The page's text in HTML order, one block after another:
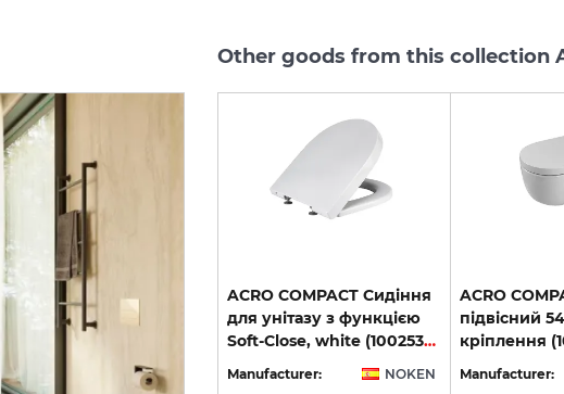
Other goods from this collection
ACRO COMPACT Сидіння
для унітазу з функцією
Manufacturer:
NOKEN
ACRO COMPACT Сидіння
для унітазу з функцією
Soft-Close, white (100253386)
Manufacturer:
NOKEN
ACRO
підвісний
кріплення
Manufacturer: